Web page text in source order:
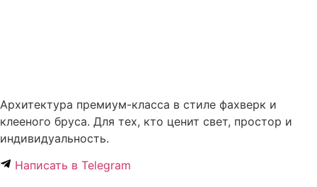
Архитектура премиум-класса в стиле фахверк и
клееного бруса. Для тех, кто ценит свет, простор и
индивидуальность.
Написать в Telegram